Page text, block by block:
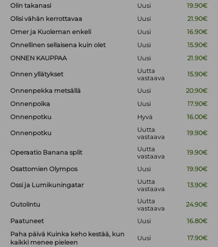
Olin takanasi Uusi
19.90€
Olisi vähän kerrottavaa
Uusi
21.90€
Omer ja Kuoleman enkeli
Uusi
16.90€
Onnellinen sellaisena kuin olet
Uusi
15.90€
ONNEN KAUPPAA
Uusi 21.90€
Onnen yllätykset
Uutta
vastaava
15.90€
Onnenpekka metsällä Uusi
20.90€
Onnenpoika
Uusi
17.90€
Onnenpotku
Hyvä 16.00€
Onnenpotku
Uutta
vastaava
19.90€
Operaatio Banana split
Uutta
vastaava
19.90€
Osattomien Olympos Uusi 19.90€
Ossi ja Lumikuningatar
Uutta
vastaava
13.90€
Outolintu
Uutta
vastaava
24.90€
Paatuneet Uusi
16.80€
Paha päivä Kuinka keho kestää, kun
kaikki menee pieleen
Uusi 17.90€